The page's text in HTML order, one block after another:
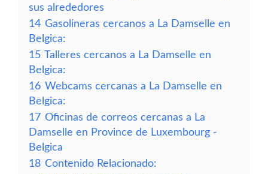
sus alrededores
14 Gasolineras cercanos a La Damselle en
Belgica:
15 Talleres cercanos a La Damselle en
Belgica:
16 Webcams cercanas a La Damselle en
Belgica:
17 Oficinas de correos cercanas a La
Damselle en Province de Luxembourg -
Belgica
18 Contenido Relacionado: